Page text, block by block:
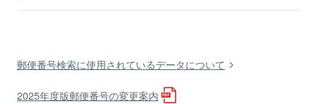
郵便番号検索に使用されているデータについて
2025年度版郵便番号の変更案内